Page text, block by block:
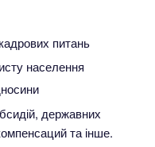
питань
населення
державних
та інше.